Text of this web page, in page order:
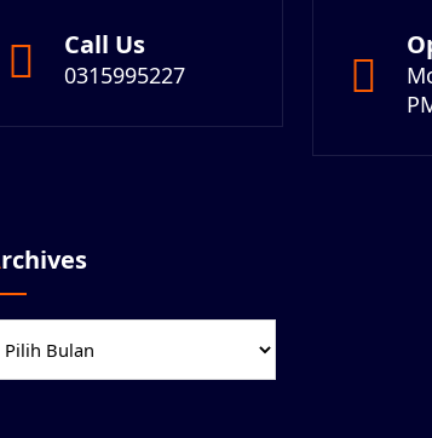
Call Us
0315995227
Archives